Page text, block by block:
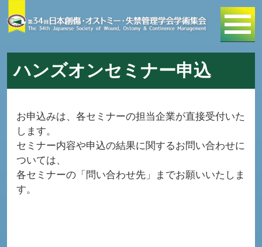
ハンズオンセミナー申込
お申込みは、各セミナーの担当企業が直接受付いた
します。
セミナー内容や申込の結果に関するお問い合わせに
ついては、
各セミナーの「問い合わせ先」までお願いいたしま
す。